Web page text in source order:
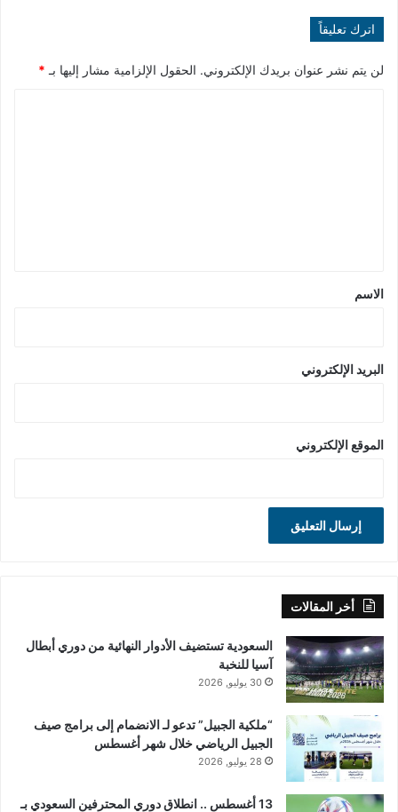
اترك تعليقاً
لن يتم نشر عنوان بريدك الإلكتروني. الحقول الإلزامية مشار إليها بـ *
*
الاسم
البريد الإلكتروني
الموقع الإلكتروني
أخر المقالات
السعودية تستضيف الأدوار النهائية من دوري أبطال
آسيا للنخبة
30 يوليو, 2026
“ملكية الجبيل” تدعو لـ الانضمام إلى برامج صيف
الجبيل الرياضي خلال شهر أغسطس
28 يوليو, 2026
13 أغسطس .. انطلاق دوري المحترفين السعودي بـ